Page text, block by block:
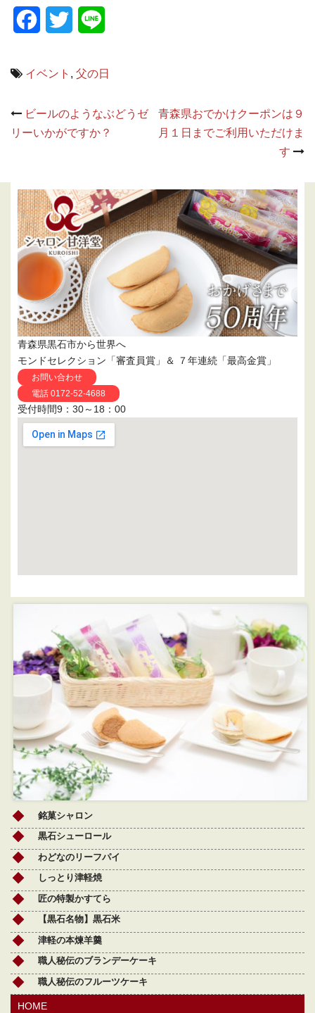
FacebookTwitter
イベント , 父の日
Post
navigation
ビールのようなぶどうゼ
リーいかがですか？
青森県おでかけクーポンは９
月１日までご利用いただけま
す
青森県黒石市から世界へ
モンドセレクション「審査員賞」＆ ７年連続「最高金賞」
お問い合わせ
電話 0172-52-4688
受付時間9：30～18：00
銘菓シャロン
黒石シューロール
わどなのリーフパイ
しっとり津軽焼
匠の特製かすてら
【黒石名物】黒石米
津軽の本煉羊羹
職人秘伝のブランデーケーキ
職人秘伝のフルーツケーキ
HOME